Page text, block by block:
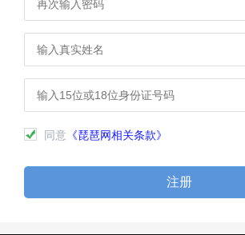
同意 《琵琶网相关条款》
注册